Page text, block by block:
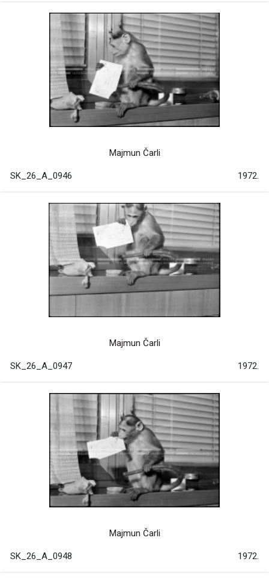
Majmun Čarli
SK_26_A_0946 1972.
Majmun Čarli
SK_26_A_0947 1972.
Majmun Čarli
SK_26_A_0948 1972.